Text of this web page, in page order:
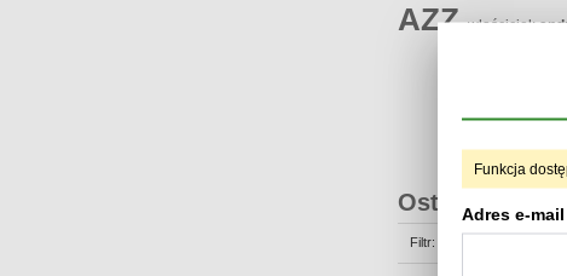
AZZwłaściciel:
Ostatnie
Filtr:
Funkcja
Adres e-mail